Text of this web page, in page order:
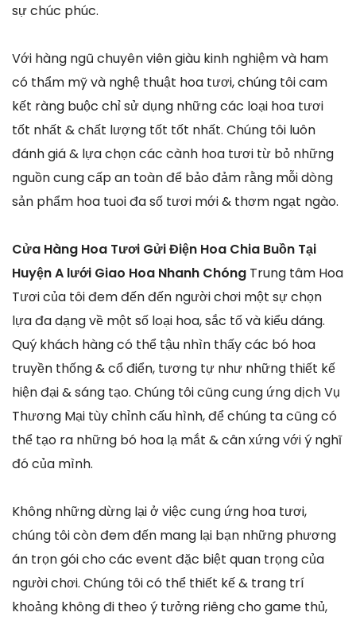
sự chúc phúc.
Với hàng ngũ chuyên viên giàu kinh nghiệm và ham
có thẩm mỹ và nghệ thuật hoa tươi, chúng tôi cam
kết ràng buộc chỉ sử dụng những các loại hoa tươi
tốt nhất & chất lượng tốt tốt nhất. Chúng tôi luôn
đánh giá & lựa chọn các cành hoa tươi từ bỏ những
nguồn cung cấp an toàn để bảo đảm rằng mỗi dòng
sản phẩm hoa tuoi đa số tươi mới & thơm ngạt ngào.
Cửa Hàng Hoa Tươi Gửi Điện Hoa Chia Buồn Tại
Huyện A lưới Giao Hoa Nhanh Chóng Trung tâm Hoa
Tươi của tôi đem đến đến người chơi một sự chọn
lựa đa dạng về một số loại hoa, sắc tố và kiểu dáng.
Quý khách hàng có thể tậu nhìn thấy các bó hoa
truyền thống & cổ điển, tương tự như những thiết kế
hiện đại & sáng tạo. Chúng tôi cũng cung ứng dịch Vụ
Thương Mại tùy chỉnh cấu hình, để chúng ta cũng có
thể tạo ra những bó hoa lạ mắt & cân xứng với ý nghĩ
đó của mình.
Không những dừng lại ở việc cung ứng hoa tươi,
chúng tôi còn đem đến mang lại bạn những phương
án trọn gói cho các event đặc biệt quan trọng của
người chơi. Chúng tôi có thể thiết kế & trang trí
khoảng không đi theo ý tưởng riêng cho game thủ,